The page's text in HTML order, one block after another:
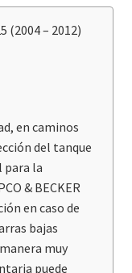
(2004 – 2012)
en caminos
del tanque
para la
& BECKER
en caso de
bajas
muy
puede